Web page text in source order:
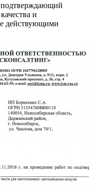
подтверждающий
и
действующими